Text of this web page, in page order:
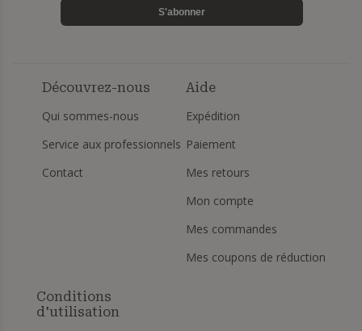
besoins et à votre style. Transformez votre espace avec
décoration intérieure avec nos meubles de qualité.
S'abonner
Découvrez-nous
Qui sommes-nous
Service aux professionnels
Contact
Aide
Expédition
Paiement
Mes retours
Mon compte
Mes commandes
Mes coupons de réduction
Conditions
d'utilisation